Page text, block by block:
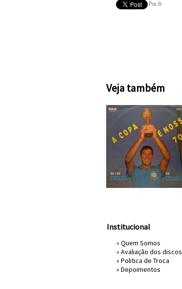
Pin It
Veja também
Institucional
» Quem Somos
» Avaliação dos discos
» Politica de Troca
» Depoimentos